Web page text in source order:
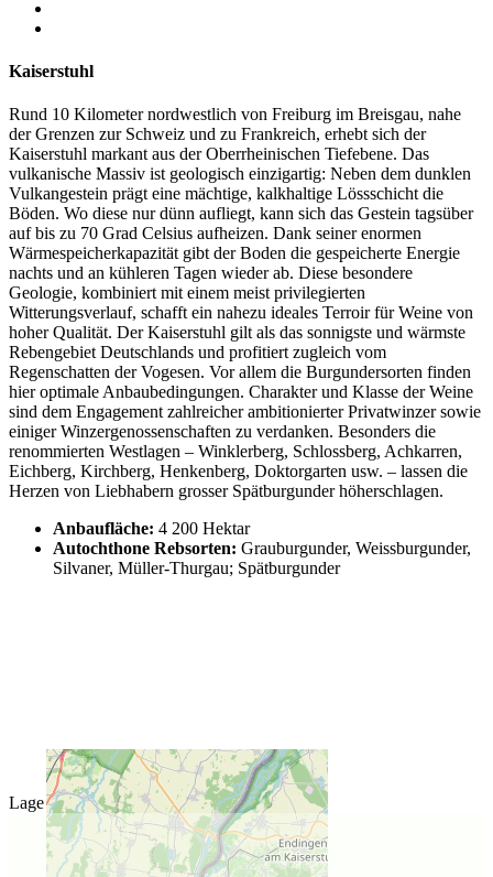
Kaiserstuhl
Rund 10 Kilometer nordwestlich von Freiburg im Breisgau, nahe
der Grenzen zur Schweiz und zu Frankreich, erhebt sich der
Kaiserstuhl markant aus der Oberrheinischen Tiefebene. Das
vulkanische Massiv ist geologisch einzigartig: Neben dem dunklen
Vulkangestein prägt eine mächtige, kalkhaltige Lössschicht die
Böden. Wo diese nur dünn aufliegt, kann sich das Gestein tagsüber
auf bis zu 70 Grad Celsius aufheizen. Dank seiner enormen
Wärmespeicherkapazität gibt der Boden die gespeicherte Energie
nachts und an kühleren Tagen wieder ab. Diese besondere
Geologie, kombiniert mit einem meist privilegierten
Witterungsverlauf, schafft ein nahezu ideales Terroir für Weine von
hoher Qualität. Der Kaiserstuhl gilt als das sonnigste und wärmste
Rebengebiet Deutschlands und profitiert zugleich vom
Regenschatten derVogesen. Vor allem die Burgundersorten finden
hier optimale Anbaubedingungen. Charakter und Klasse der Weine
sind dem Engagement zahlreicher ambitionierter Privatwinzer sowie
einiger Winzergenossenschaften zu verdanken. Besonders die
renommierten Westlagen – Winklerberg, Schlossberg, Achkarren,
Eichberg, Kirchberg, Henkenberg, Doktorgarten usw. – lassen die
Herzen von Liebhabern grosser Spätburgunder höherschlagen.
Anbaufläche: 4 200 Hektar
Autochthone Rebsorten: Grauburgunder, Weissburgunder,
Silvaner, Müller-Thurgau; Spätburgunder
Lage des Weinguts